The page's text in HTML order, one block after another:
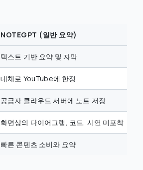
NOTEGPT (일반 요약)
텍스트 기반 요약 및 자막
대체로 YouTube에 한정
공급자 클라우드 서버에 노트 저장
화면상의 다이어그램, 코드, 시연 미포착
빠른 콘텐츠 소비와 요약